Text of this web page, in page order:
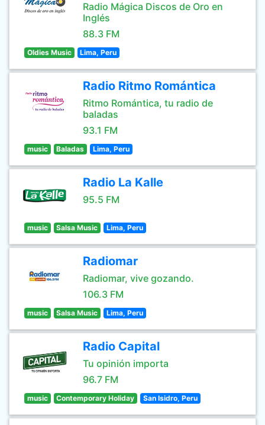
Radio Mágica Discos de Oro en
Inglés
88.3 FM
Oldies Music Lima, Peru
Radio Ritmo Romántica
Ritmo Romántica, tu radio de
baladas
93.1 FM
music Baladas Lima, Peru
Radio La Kalle
95.5 FM
music Salsa Music Lima, Peru
Radiomar
Radiomar, vive gozando.
106.3 FM
music Salsa Music Lima, Peru
Radio Capital
Tu opinión importa
96.7 FM
music Contemporary Holiday San Isidro, Peru